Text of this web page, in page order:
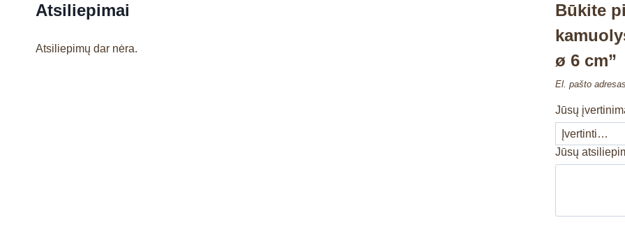
Atsiliepimai
Atsiliepimų dar nėra.
Būkite
ø 6 cm”
El. pašto
Jūsų
Jūsų